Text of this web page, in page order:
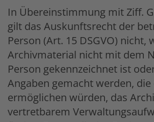
In Übereinstimmung mit Ziff.
gilt das Auskunftsrecht der
Person (Art. 15 DSGVO) nicht,
Archivmaterial nicht mit dem
Person gekennzeichnet ist
Angaben gemacht werden, die
ermöglichen würden, das
vertretbarem